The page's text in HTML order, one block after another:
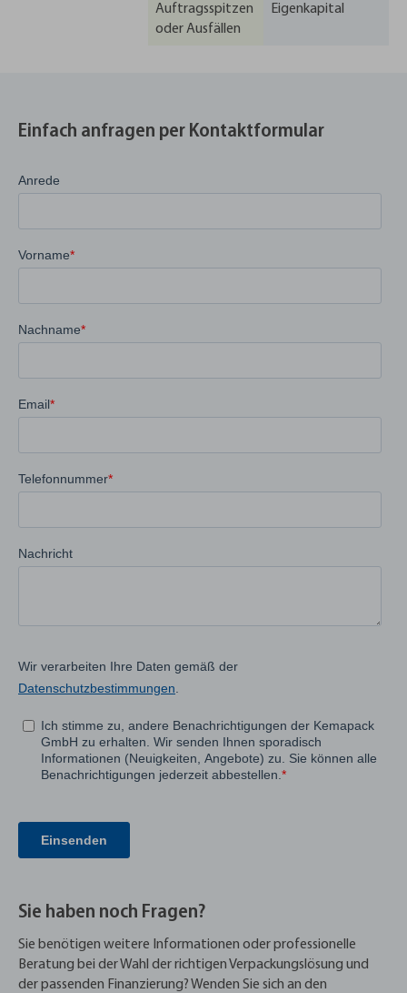
Auftragsspitzen
oder Ausfällen
Eigenkapital
Einfach anfragen per Kontaktformular
Sie haben noch Fragen?
Sie benötigen weitere Informationen oder professionelle
Beratung bei der Wahl der richtigen Verpackungslösung und
der passenden Finanzierung? Wenden Sie sich an den